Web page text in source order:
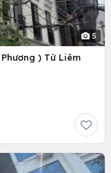
5
) Từ Liêm